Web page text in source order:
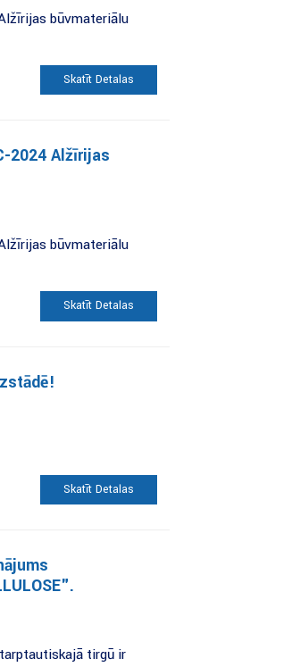
būvmateriālu
Skatīt Detaļas
2024 Alžīrijas
būvmateriālu
Skatīt Detaļas
Skatīt Detaļas
tirgū ir